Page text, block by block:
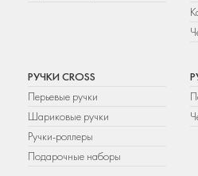
РУЧКИ CROSS
Перьевые ручки
Шариковые ручки
Ручки-роллеры
Подарочные наборы